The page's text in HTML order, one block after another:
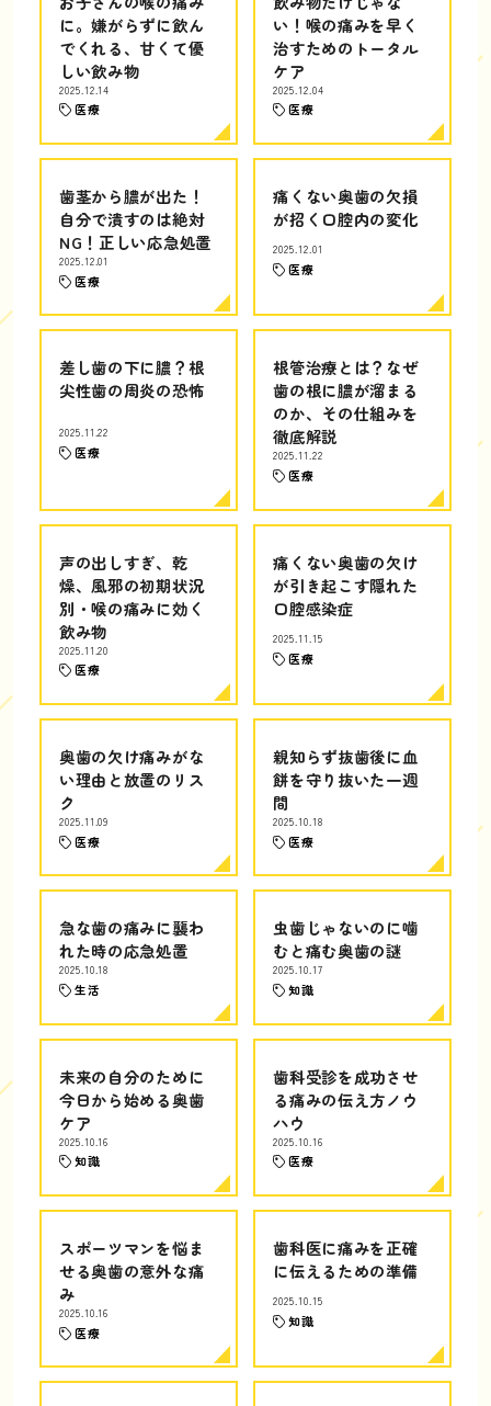
に。嫌がらずに飲ん
でくれる、甘くて優
しい飲み物
2025.12.14
医療
い！喉の痛みを早く
治すためのトータル
ケア
2025.12.04
医療
歯茎から膿が出た！
自分で潰すのは絶対
NG！正しい応急処置
2025.12.01
医療
痛くない奥歯の欠損
が招く口腔内の変化
2025.12.01
医療
差し歯の下に膿？根
尖性歯の周炎の恐怖
2025.11.22
医療
根管治療とは？なぜ
歯の根に膿が溜まる
のか、その仕組みを
徹底解説
2025.11.22
医療
声の出しすぎ、乾
燥、風邪の初期状況
別・喉の痛みに効く
飲み物
2025.11.20
医療
痛くない奥歯の欠け
が引き起こす隠れた
口腔感染症
2025.11.15
医療
奥歯の欠け痛みがな
い理由と放置のリス
ク
2025.11.09
医療
親知らず抜歯後に血
餅を守り抜いた一週
間
2025.10.18
医療
急な歯の痛みに襲わ
れた時の応急処置
2025.10.18
生活
虫歯じゃないのに噛
むと痛む奥歯の謎
2025.10.17
知識
未来の自分のために
今日から始める奥歯
ケア
2025.10.16
知識
歯科受診を成功させ
る痛みの伝え方ノウ
ハウ
2025.10.16
医療
スポーツマンを悩ま
せる奥歯の意外な痛
み
2025.10.16
医療
歯科医に痛みを正確
に伝えるための準備
2025.10.15
知識